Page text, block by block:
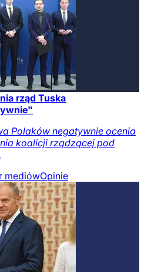
rząd Tuska
Polaków negatywnie ocenia
koalicji rządzącej pod
mediówOpinie